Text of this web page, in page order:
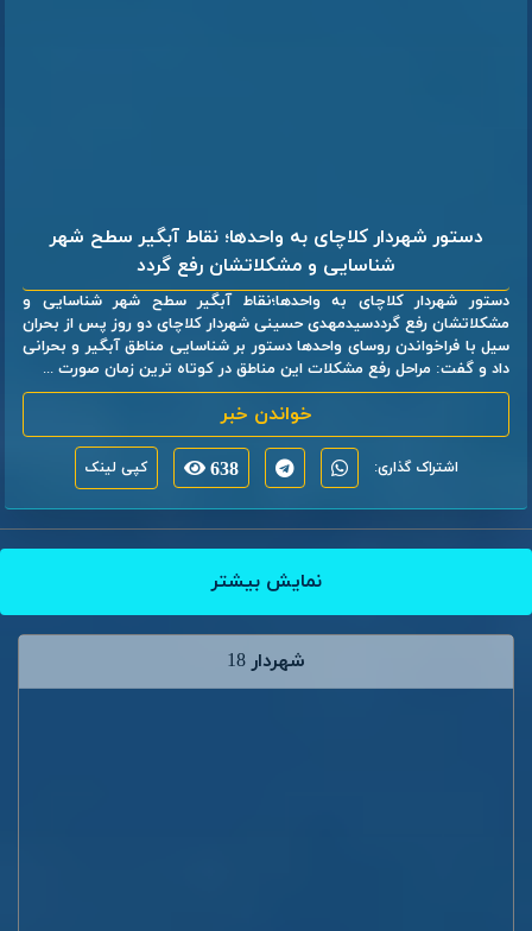
دستور شهردار کلاچای به واحدها؛ نقاط آبگیر سطح شهر
شناسایی و مشکلاتشان رفع گردد
دستور شهردار کلاچای به واحدها؛نقاط آبگیر سطح شهر شناسایی و
مشکلاتشان رفع گرددسیدمهدی حسینی شهردار کلاچای دو روز پس از بحران
سیل با فراخواندن روسای واحدها دستور بر شناسایی مناطق آبگیر و بحرانی
داد و گفت: مراحل رفع مشکلات این مناطق در کوتاه ترین زمان صورت ...
خواندن خبر
اشتراک گذاری: 638 کپی لینک
نمایش بیشتر
شهردار 18